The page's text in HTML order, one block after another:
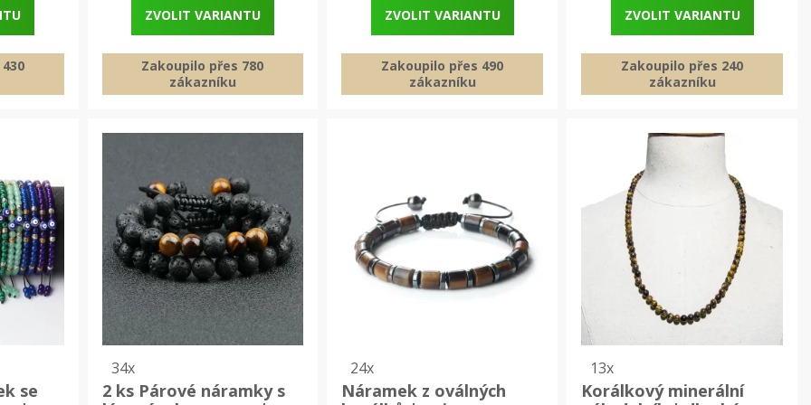
ZVOLIT VARIANTU
Zakoupilo přes 780
zákazníku
ZVOLIT VARIANTU
Zakoupilo přes 490
zákazníku
ZVOLIT VARIANTU
Zakoupilo přes 240
zákazníku
se
34x
2 ks Párové náramky s
24x
Náramek z oválných
13x
Korálkový minerální